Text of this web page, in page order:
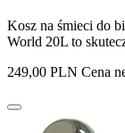
Kosz na śmieci do
World 20L to
249,00 PLN Cena